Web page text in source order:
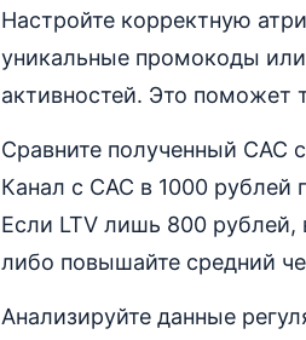
Настройте корректную
уникальные промокоды
активностей. Это поможет
Сравните полученный CAC
Канал с CAC в 1000 рублей
Если LTV лишь 800 рублей,
либо повышайте средний
Анализируйте данные